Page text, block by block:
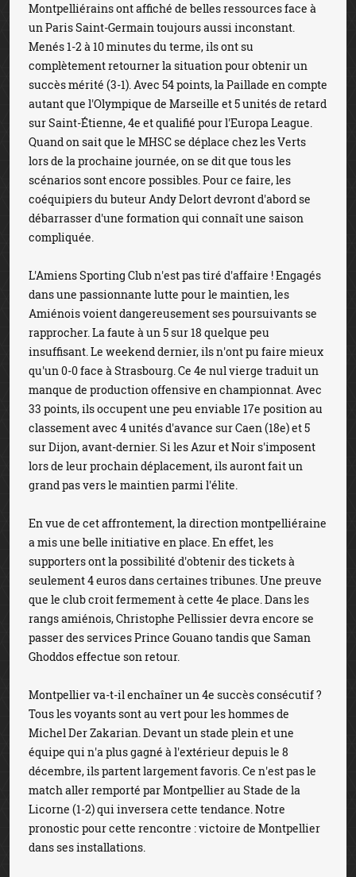
Montpelliérains ont affiché de belles ressources face à
un Paris Saint-Germain toujours aussi inconstant.
Menés 1-2 à 10 minutes du terme, ils ont su
complètement retourner la situation pour obtenir un
succès mérité (3-1). Avec 54 points, la Paillade en compte
autant que l'Olympique de Marseille et 5 unités de retard
sur Saint-Étienne, 4e et qualifié pour l'Europa League.
Quand on sait que le MHSC se déplace chez les Verts
lors de la prochaine journée, on se dit que tous les
scénarios sont encore possibles. Pour ce faire, les
coéquipiers du buteur Andy Delort devront d'abord se
débarrasser d'une formation qui connaît une saison
compliquée.
L'Amiens Sporting Club n'est pas tiré d'affaire ! Engagés
dans une passionnante lutte pour le maintien, les
Amiénois voient dangereusement ses poursuivants se
rapprocher. La faute à un 5 sur 18 quelque peu
insuffisant. Le weekend dernier, ils n'ont pu faire mieux
qu'un 0-0 face à Strasbourg. Ce 4e nul vierge traduit un
manque de production offensive en championnat. Avec
33 points, ils occupent une peu enviable 17e position au
classement avec 4 unités d'avance sur Caen (18e) et 5
sur Dijon, avant-dernier. Si les Azur et Noir s'imposent
lors de leur prochain déplacement, ils auront fait un
grand pas vers le maintien parmi l'élite.
En vue de cet affrontement, la direction montpelliéraine
a mis une belle initiative en place. En effet, les
supporters ont la possibilité d'obtenir des tickets à
seulement 4 euros dans certaines tribunes. Une preuve
que le club croit fermement à cette 4e place. Dans les
rangs amiénois, Christophe Pellissier devra encore se
passer des services Prince Gouano tandis que Saman
Ghoddos effectue son retour.
Montpellier va-t-il enchaîner un 4e succès consécutif ?
Tous les voyants sont au vert pour les hommes de
Michel Der Zakarian. Devant un stade plein et une
équipe qui n'a plus gagné à l'extérieur depuis le 8
décembre, ils partent largement favoris. Ce n'est pas le
match aller remporté par Montpellier au Stade de la
Licorne (1-2) qui inversera cette tendance. Notre
pronostic pour cette rencontre : victoire de Montpellier
dans ses installations.